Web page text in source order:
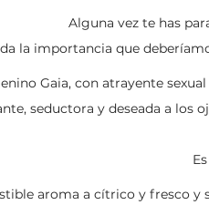
Alguna vez te has
la importancia que
Gaia, con atrayente
seductora y deseada a los
aroma a cítrico y fresco